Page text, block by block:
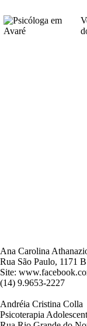
Ana Carolina
Rua São Paulo, 1171
Site:
(14) 9.9653-2227
Andréia Cristina Colla
Psicoterapia